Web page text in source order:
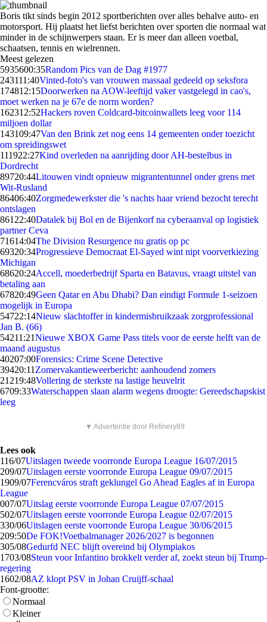
Boris tikt sinds begin 2012 sportberichten over alles behalve auto- en
motorsport. Hij plaatst het liefst berichten over sporten die normaal wat
minder in de schijnwerpers staan. Er is meer dan alleen voetbal,
schaatsen, tennis en wielrennen.
Meest gelezen
5935600:35Random Pics van de Dag #1977
243111:40Vinted-foto's van vrouwen massaal gedeeld op seksfora
174812:15Doorwerken na AOW-leeftijd vaker vastgelegd in cao's,
moet werken na je 67e de norm worden?
162312:52Hackers roven Coldcard-bitcoinwallets leeg voor 114
miljoen dollar
143109:47Van den Brink zet nog eens 14 gemeenten onder toezicht
om spreidingswet
111922:27Kind overleden na aanrijding door AH-bestelbus in
Dordrecht
89720:44Litouwen vindt opnieuw migrantentunnel onder grens met
Wit-Rusland
86406:40Zorgmedewerkster die 's nachts haar vriend bezocht terecht
ontslagen
861 22:40Datalek bij Bol en de Bijenkorf na cyberaanval op logistiek
partner Ceva
71614:04The Division Resurgence nu gratis op pc
69320:34Progressieve Democraat El-Sayed wint nipt voorverkiezing
Michigan
68620:24Accell, moederbedrijf Sparta en Batavus, vraagt uitstel van
betaling aan
67820:49Geen Qatar en Abu Dhabi? Dan eindigt Formule 1-seizoen
mogelijk in Europa
54722:14Nieuw slachtoffer in kindermisbruikzaak zorgprofessional
Jan B. (66)
54211:21Nieuwe XBOX Game Pass titels voor de eerste helft van de
maand augustus
40207:00Forensics: Crime Scene Detective
39420:11 Zomervakantieweerbericht: aanhoudend zomers
21219:48Vollering de sterkste na lastige heuvelrit
6709:33Waterschappen slaan alarm wegens droogte: Gereedschapskist
leeg
▼ Advertentie door Refinery89
Lees ook
116/07Uitslagen tweede voorronde Europa League 16/07/2015
209/07Uitslagen eerste voorronde Europa League 09/07/2015
1909/07Ferencváros straft geklungel Go Ahead Eagles af in Europa
League
007/07Uitslag eerste voorronde Europa League 07/07/2015
502/07Uitslagen eerste voorronde Europa League 02/07/2015
330/06Uitslagen eerste voorronde Europa League 30/06/2015
209:50De FOK!Voetbalmanager 2026/2027 is begonnen
305/08Gedurfd NEC blijft overeind bij Olympiakos
1703/08Steun voor Infantino brokkelt verder af, zoekt steun bij Trump-
regering
1602/08AZ klopt PSV in Johan Cruijff-schaal
Font-grootte:
Normaal
Kleiner